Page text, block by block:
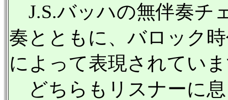
J.S.バッハの無伴奏チ
奏とともに、バロック
によって表現されてい
どちらもリスナーに